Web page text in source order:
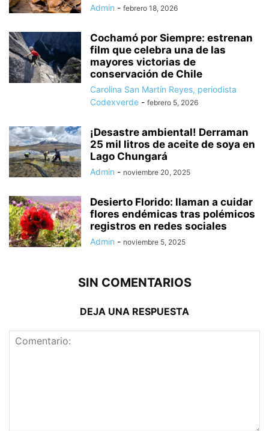
Admin - febrero 18, 2026
Cochamó por Siempre: estrenan
film que celebra una de las
mayores victorias de
conservación de Chile
Carolina San Martín Reyes, periodista
Codexverde - febrero 5, 2026
¡Desastre ambiental! Derraman
25 mil litros de aceite de soya en
Lago Chungará
Admin - noviembre 20, 2025
Desierto Florido: llaman a cuidar
flores endémicas tras polémicos
registros en redes sociales
Admin - noviembre 5, 2025
SIN COMENTARIOS
DEJA UNA RESPUESTA